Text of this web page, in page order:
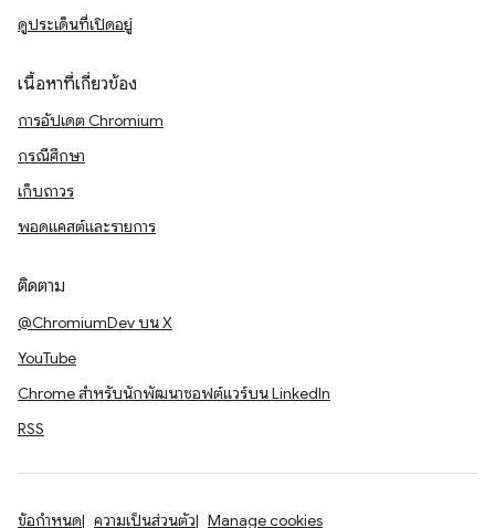
ดูประเด็นที่เปิดอยู่
เนื้อหาที่เกี่ยวข้อง
การอัปเดต Chromium
กรณีศึกษา
เก็บถาวร
พอดแคสต์และรายการ
ติดตาม
@ChromiumDev บน X
YouTube
Chrome สำหรับนักพัฒนาซอฟต์แวร์บน LinkedIn
RSS
ข้อกำหนด ความเป็นส่วนตัว Manage cookies